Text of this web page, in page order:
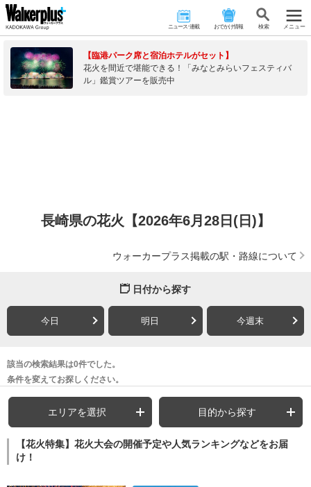
ニュース･連載 おでかけ情報 検 索 メニュー
【臨港パーク席と宿泊ホテルがセット】
花火を間近で堪能できる！「みなとみらいフェスティバ
ル」鑑賞ツアーを販売中
長崎県の花火【2026年6月28日(日)】
ウォーカープラス掲載の駅・路線について
日付から探す
今日 明日 今週末
該当の検索結果は0件でした。
条件を変えてお探しください。
エリアを選択 目的から探す
【花火特集】花火大会の開催予定や人気ランキングなどをお届
け！